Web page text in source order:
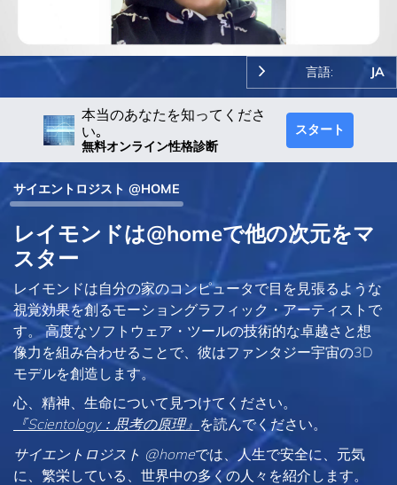
Video
言語: JA
本当のあなたを知ってくださ
い｡
無料オンライン性格診断
スタート
サイエントロジスト @HOME
レイモンドは@homeで他の次元をマ
スター
レイモンドは自分の家のコンピュータで目を見張るような
視覚効果を創るモーショングラフィック・アーティストで
す。 高度なソフトウェア・ツールの技術的な卓越さと想
像力を組み合わせることで、彼はファンタジー宇宙の3D
モデルを創造します。
心、精神、生命について見つけてください。
『Scientology：思考の原理』 を読んでください。
サイエントロジスト @homeでは、人生で安全に、元気
に、繁栄している、世界中の多くの人々を紹介します。